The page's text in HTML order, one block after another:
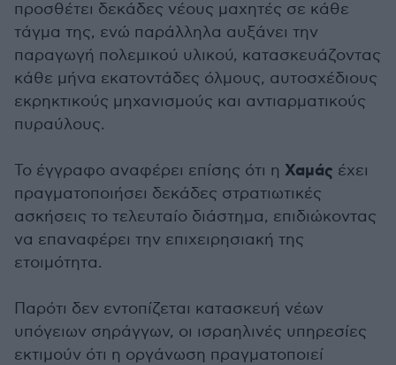
προσθέτει δεκάδες νέους μαχητές σε κάθε
τάγμα της, ενώ παράλληλα αυξάνει την
παραγωγή πολεμικού υλικού, κατασκευάζοντας
κάθε μήνα εκατοντάδες όλμους, αυτοσχέδιους
εκρηκτικούς μηχανισμούς και αντιαρματικούς
πυραύλους.
Το έγγραφο αναφέρει επίσης ότι η Χαμάς έχει
πραγματοποιήσει δεκάδες στρατιωτικές
ασκήσεις το τελευταίο διάστημα, επιδιώκοντας
να επαναφέρει την επιχειρησιακή της
ετοιμότητα.
Παρότι δεν εντοπίζεται κατασκευή νέων
υπόγειων σηράγγων, οι ισραηλινές υπηρεσίες
εκτιμούν ότι η οργάνωση πραγματοποιεί